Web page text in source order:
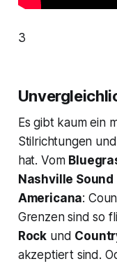
3
Es gibt kaum ein
Stilrichtungen
hat. Vom
Nashville Sound
Americana:
Grenzen sind so
Rock und
akzeptiert sind.